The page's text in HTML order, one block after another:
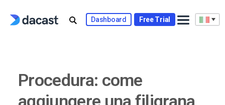
Dashboard Free Trial
Procedura: come
aggiungere una filigrana